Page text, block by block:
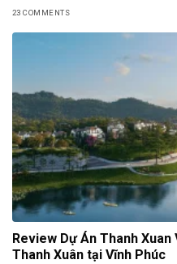
23 COMMENTS
Review Dự Án Thanh
Thanh Xuân tại Vĩnh Phúc